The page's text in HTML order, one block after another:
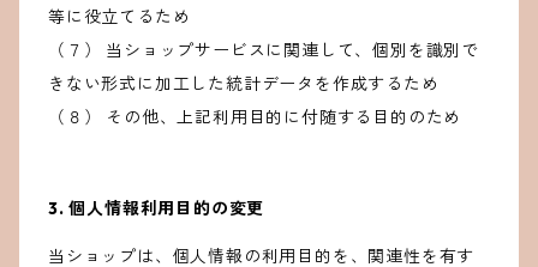
等に役立てるため
（７） 当ショップサービスに関連して、個別を識別で
きない形式に加工した統計データを作成するため
（８） その他、上記利用目的に付随する目的のため
3. 個人情報利用目的の変更
当ショップは、個人情報の利用目的を、関連性を有す